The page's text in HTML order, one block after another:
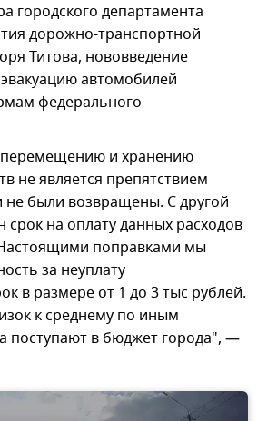
городского департамента
дорожно-транспортной
Титова, нововведение
автомобилей
федерального
перемещению и хранению
не является препятствием
не были возвращены. С другой
срок на оплату данных расходов
поправками мы
за неуплату
в размере от 1 до 3 тыс рублей.
к среднему по иным
поступают в бюджет города", —